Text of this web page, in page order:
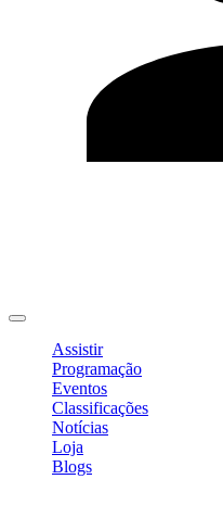
Assistir
Programação
Eventos
Classificações
Notícias
Loja
Blogs